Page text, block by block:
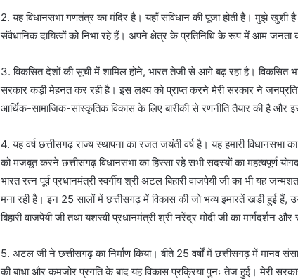
2. यह विधानसभा गणतंत्र का मंदिर है। यहाँ संविधान की पूजा होती है। मुझे खुशी
संवैधानिक दायित्वों को निभा रहे हैं। अपने क्षेत्र के प्रतिनिधि के रूप में आम
3. विकसित देशों की सूची में शामिल होने, भारत तेजी से आगे बढ़ रहा है। विकसित
सरकार कड़ी मेहनत कर रही है। इस लक्ष्य को प्राप्त करने मेरी सरकार ने
आर्थिक-सामाजिक-सांस्कृतिक विकास के लिए बारीकी से रणनीति तैयार की है और
4. यह वर्ष छत्तीसगढ़ राज्य स्थापना का रजत जयंती वर्ष है। यह हमारी विधानसभा
को मजबूत करने छत्तीसगढ़ विधानसभा का हिस्सा रहे सभी सदस्यों का महत्वपूर्ण
भारत रत्न पूर्व प्रधानमंत्री स्वर्गीय श्री अटल बिहारी वाजपेयी जी का भी यह
मना रही है। इन 25 सालों में छत्तीसगढ़ में विकास की जो भव्य इमारतें खड़ी हुई हैं,
बिहारी वाजपेयी जी तथा यशस्वी प्रधानमंत्री श्री नरेंद्र मोदी जी का मार्गदर्शन
5. अटल जी ने छत्तीसगढ़ का निर्माण किया। बीते 25 वर्षों में छत्तीसगढ़ में मानव
की बाधा और कमजोर प्रगति के बाद यह विकास प्रक्रिया पुनः तेज हुई। मेरी